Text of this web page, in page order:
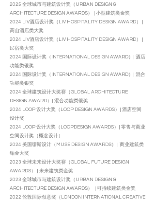
2025 全球城市与建筑设计奖（URBAN DESIGN &
ARCHITECTURE DESIGN AWARDS） | 小型建筑类金奖
2024 LIV酒店设计奖（LIV HOSPITALITY DESIGN AWARD） |
高山酒店类大奖
2024 LIV酒店设计奖（LIV HOSPITALITY DESIGN AWARD） |
民宿类大奖
2024 国际设计奖（INTERNATIONAL DESIGN AWARD）| 酒店
功能类银奖
2024 国际设计奖（INTERNATIONAL DESIGN AWARD）| 混合
功能类银奖
2024 全球建筑设计大奖赛（GLOBAL ARCHITECTURE
DESIGN AWARD）| 混合功能类银奖
2024 LOOP 设计大奖（LOOP DESIGN AWARDS）| 酒店空间
设计奖
2024 LOOP 设计大奖（LOOPDESIGN AWARDS）| 零售与商业
空间设计奖（概念设计）
2024 美国缪斯设计（MUSE DESIGN AWARDS） | 商业建筑类
铂金大奖
2023 全球未来设计大奖赛（GLOBAL FUTURE DESIGN
AWARDS） | 未来建筑类金奖
2023 全球城市与建筑设计奖（URBAN DESIGN &
ARCHITECTURE DESIGN AWARDS） | 可持续建筑类金奖
2022 伦敦国际创意奖（LONDON INTERNATIONAL CREATIVE